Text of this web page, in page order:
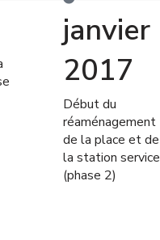
janvier
2017
Début du
réaménagement
de la place et de
la station service
(phase 2)